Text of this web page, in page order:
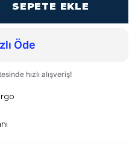
SEPETE EKLE